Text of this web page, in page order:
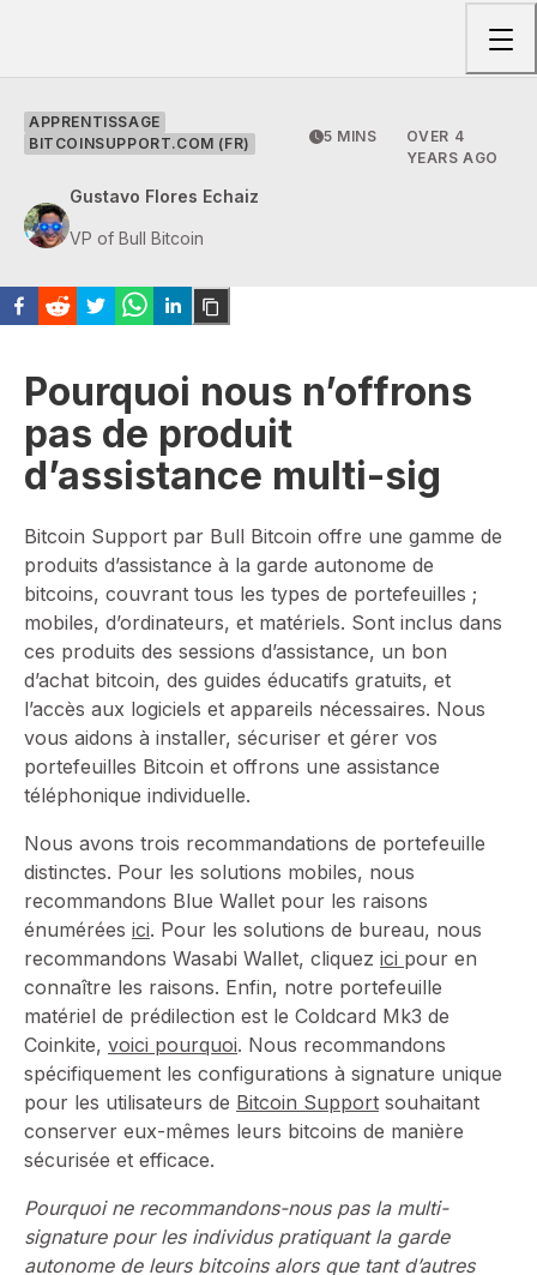
APPRENTISSAGE
BITCOINSUPPORT.COM (FR)
5 MINS
OVER 4
YEARS AGO
Gustavo Flores Echaiz
VP of Bull Bitcoin
Pourquoi nous n’offrons
pas de produit
d’assistance multi-sig
Bitcoin Support par Bull Bitcoin offre une gamme de
produits d’assistance à la garde autonome de
bitcoins, couvrant tous les types de portefeuilles ;
mobiles, d’ordinateurs, et matériels. Sont inclus dans
ces produits des sessions d’assistance, un bon
d’achat bitcoin, des guides éducatifs gratuits, et
l’accès aux logiciels et appareils nécessaires. Nous
vous aidons à installer, sécuriser et gérer vos
portefeuilles Bitcoin et offrons une assistance
téléphonique individuelle.
Nous avons trois recommandations de portefeuille
distinctes. Pour les solutions mobiles, nous
recommandons Blue Wallet pour les raisons
énumérées ici. Pour les solutions de bureau, nous
recommandons Wasabi Wallet, cliquez ici pour en
connaître les raisons. Enfin, notre portefeuille
matériel de prédilection est le Coldcard Mk3 de
Coinkite, voici pourquoi. Nous recommandons
spécifiquement les configurations à signature unique
pour les utilisateurs de Bitcoin Support souhaitant
conserver eux-mêmes leurs bitcoins de manière
sécurisée et efficace.
Pourquoi ne recommandons-nous pas la multi-
signature pour les individus pratiquant la garde
autonome de leurs bitcoins alors que tant d’autres